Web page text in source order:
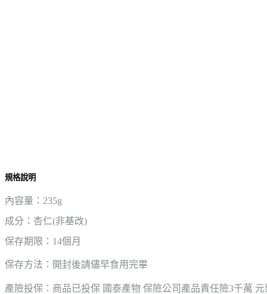
規格說明
內容量：235g
成分：杏仁(非基改)
保存期限：14個月
保存方法：開封後請儘早食用完畢
產險投保：商品已投保 國泰產物 保險公司產品責任險3千萬 元